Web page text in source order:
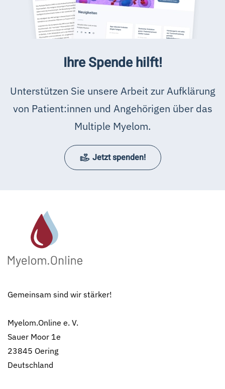
Ihre Spende hilft!
Unterstützen Sie unsere Arbeit zur Aufklärung
von Patient:innen und Angehörigen über das
Multiple Myelom.
Jetzt spenden!
Gemeinsam sind wir stärker!
Myelom.Online e. V.
Sauer Moor 1e
23845 Oering
Deutschland